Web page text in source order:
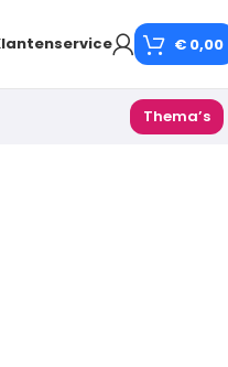
€ 0,00
Thema’s